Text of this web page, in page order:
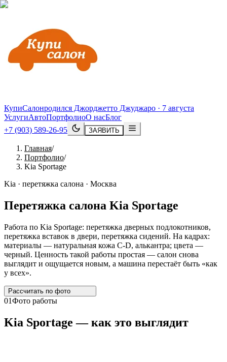
КупиСалонродился Джорджетто Джуджаро · 7 августа
УслугиАвтоПортфолиоО насБлог
+7 (903) 589-26-95
ЗАЯВИТЬ
Главная/
Портфолио/
Kia Sportage
Kia · перетяжка салона · Москва
Перетяжка салона Kia Sportage
Работа по Kia Sportage: перетяжка дверных подлокотников,
перетяжка вставок в двери, перетяжка сидений. На кадрах:
материалы — натуральная кожа C-D, алькантра; цвета —
черный. Ценность такой работы простая — салон снова
выглядит и ощущается новым, а машина перестаёт быть «как
у всех».
Рассчитать по фото
01Фото работы
Kia Sportage — как это выглядит